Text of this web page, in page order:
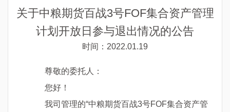
关于中粮期货百战3号FOF集合资产管理
计划开放日参与退出情况的公告
时间：2022.01.19
尊敬的委托人：
您好！
我司管理的“中粮期货百战3号FOF集合资产管